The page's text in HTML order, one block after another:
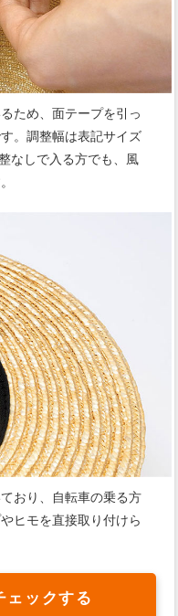
ため、面テープを引っ
。調整幅は表記サイズ
なしで入る方でも、風
おり、自転車の乗る方
ヒモを直接取り付けら
ェックする